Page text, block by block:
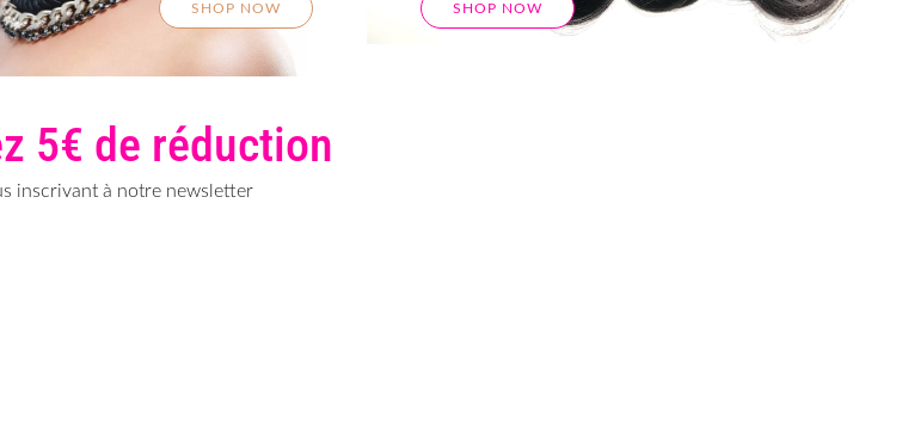
SHOP NOW SHOP NOW
5€ de réduction
inscrivant à notre newsletter